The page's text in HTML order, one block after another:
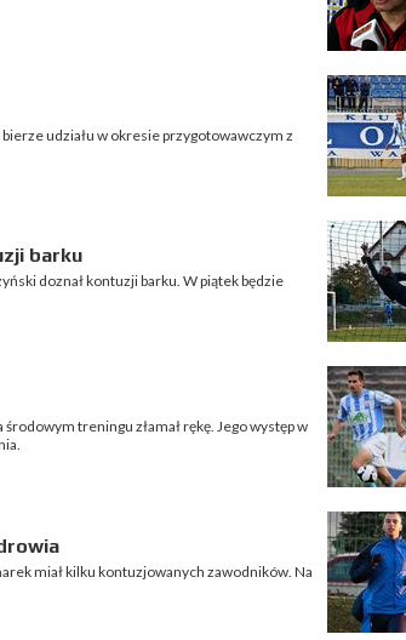
udziału w okresie przygotowawczym z
barku
doznał kontuzji barku. W piątek będzie
treningu złamał rękę. Jego występ w
miał kilku kontuzjowanych zawodników. Na